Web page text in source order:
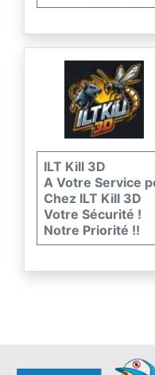
ILT Kill 3D
A Votre Service
Chez ILT Kill 3D
Votre Sécurité !
Notre Priorité !!